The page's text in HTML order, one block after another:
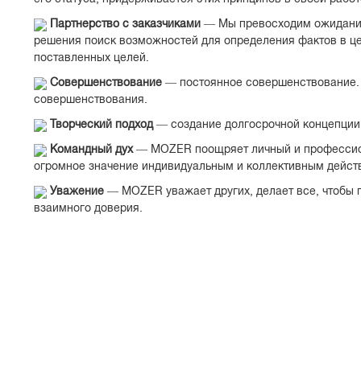
Партнерство с заказчиками — Мы превосходим
решения поиск возможностей для определения фактов в
поставленных целей.
Совершенствование — постоянное
совершенствования.
Творческий подход— создание долгосрочной
Командный дух— MOZER поощряет личный и
огромное значение индивидуальным и коллективным
Уважение — MOZER уважает других, делает все, чтобы
взаимного доверия.